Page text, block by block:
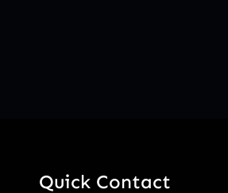
Quick Contact